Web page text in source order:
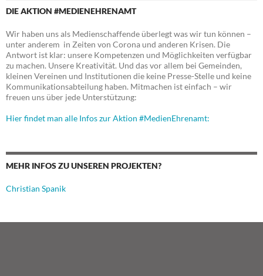
DIE AKTION #MEDIENEHRENAMT
Wir haben uns als Medienschaffende überlegt was wir tun können –
unter anderem in Zeiten von Corona und anderen Krisen. Die
Antwort ist klar: unsere Kompetenzen und Möglichkeiten verfügbar
zu machen. Unsere Kreativität. Und das vor allem bei Gemeinden,
kleinen Vereinen und Institutionen die keine Presse-Stelle und keine
Kommunikationsabteilung haben. Mitmachen ist einfach – wir
freuen uns über jede Unterstützung:
Hier findet man alle Infos zur Aktion #MedienEhrenamt:
MEHR INFOS ZU UNSEREN PROJEKTEN?
Christian Spanik